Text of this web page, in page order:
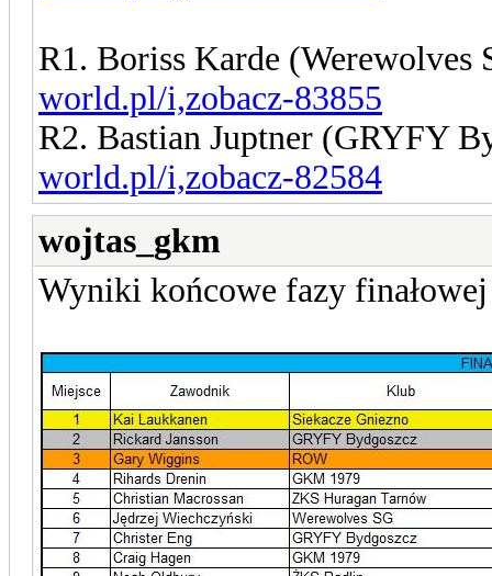
R1. Boriss Karde (Werewolves
world.pl/i,zobacz-83855
R2. Bastian Juptner (GRYFY
world.pl/i,zobacz-82584
wojtas_gkm
Wyniki końcowe fazy